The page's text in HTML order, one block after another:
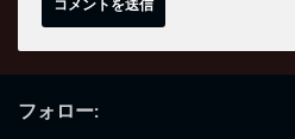
フォロー: